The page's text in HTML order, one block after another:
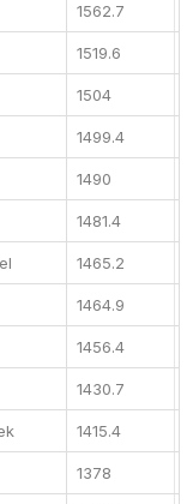
1562.7
1519.6
1504
1499.4
1490
1481.4
1465.2
1464.9
1456.4
1430.7
1415.4
1378